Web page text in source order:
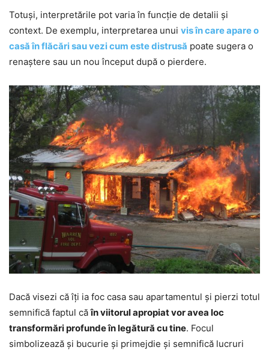
Totuși, interpretările pot varia în funcție de detalii și
context. De exemplu, interpretarea unui vis în care apare o
casă în flăcări sau vezi cum este distrusă poate sugera o
renaștere sau un nou început după o pierdere.
Dacă visezi că îți ia foc casa sau apartamentul și pierzi totul
semnifică faptul căîn viitorul apropiat vor avea loc
transformări profunde în legătură cu tine. Focul
simbolizează și bucurie și primejdie și semnifică lucruri